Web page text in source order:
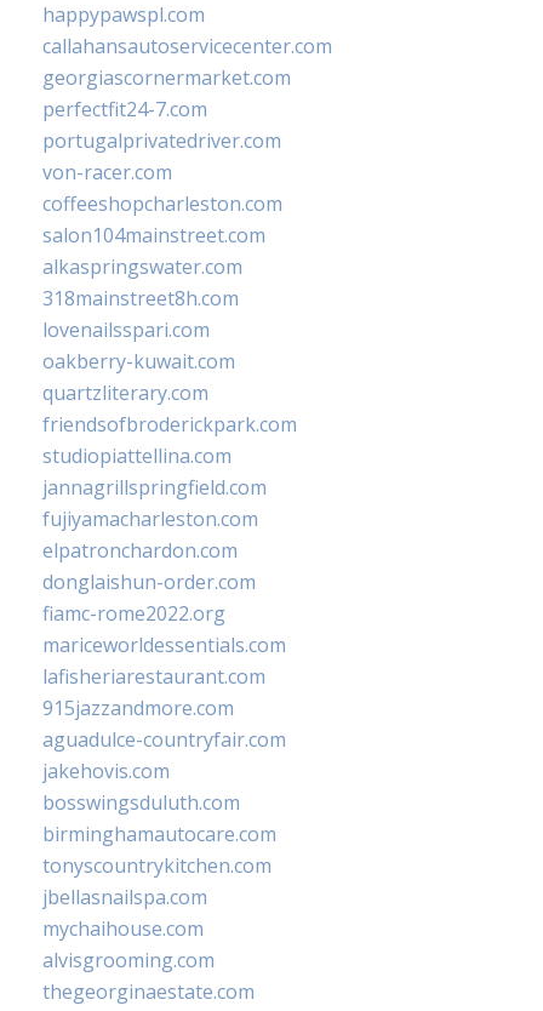
happypawspl.com
callahansautoservicecenter.com
georgiascornermarket.com
perfectfit24-7.com
portugalprivatedriver.com
von-racer.com
coffeeshopcharleston.com
salon104mainstreet.com
alkaspringswater.com
318mainstreet8h.com
lovenailsspari.com
oakberry-kuwait.com
quartzliterary.com
friendsofbroderickpark.com
studiopiattellina.com
jannagrillspringfield.com
fujiyamacharleston.com
elpatronchardon.com
donglaishun-order.com
fiamc-rome2022.org
mariceworldessentials.com
lafisheriarestaurant.com
915jazzandmore.com
aguadulce-countryfair.com
jakehovis.com
bosswingsduluth.com
birminghamautocare.com
tonyscountrykitchen.com
jbellasnailspa.com
mychaihouse.com
alvisgrooming.com
thegeorginaestate.com